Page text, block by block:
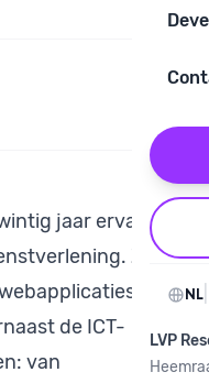
NL
LVP
jaar ervaring
Ze
en
de ICT-
van